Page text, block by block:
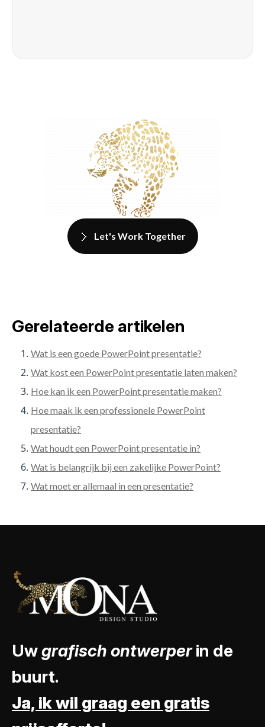
Let's Work Together
Gerelateerde artikelen
Wat is een goede PowerPoint presentatie?
Wat kost een PowerPoint presentatie laten maken?
Hoe kan ik een PowerPoint presentatie maken?
Hoe maak ik een professionele PowerPoint
presentatie?
Wat houdt een PowerPoint presentatie in?
Wat is belangrijk bij een zakelijke PowerPoint?
Wat moet er allemaal in een presentatie?
Uwgrafisch ontwerperin de
buurt.
Ja, ik wil graag een gratis